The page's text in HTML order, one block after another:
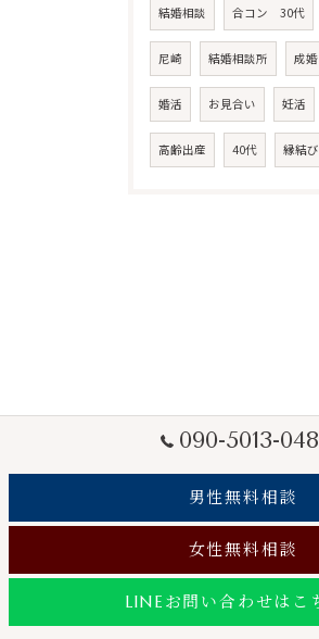
結婚相談 合コン 30代
尼崎 結婚相談所 成婚
婚活 お見合い 妊活
高齢出産 40代 縁結び
090-5013-
男性無料相談
女性無料相談
LINEお問い合わせはこ